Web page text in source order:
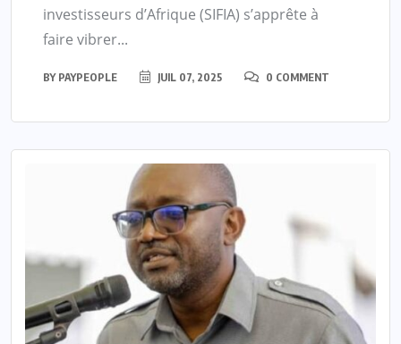
investisseurs d’Afrique (SIFIA) s’apprête à
faire vibrer...
BY PAYPEOPLE JUIL 07, 2025 0 COMMENT